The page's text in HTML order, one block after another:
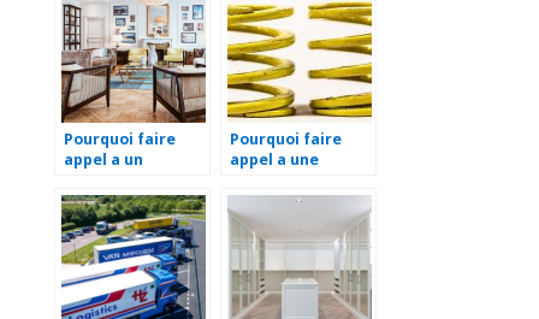
Pourquoi faire
appel a un
d’interieur pour la
renovation de
votre maison ?
Pourquoi faire
appel a une
fabrication de
ressort de torsion
sur mesure ?